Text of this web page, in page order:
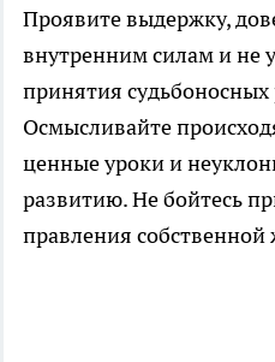
Проявите выдержку,
внутренним силам и не
принятия
Осмысливайте
ценные уроки и
развитию. Не бойтесь
правления